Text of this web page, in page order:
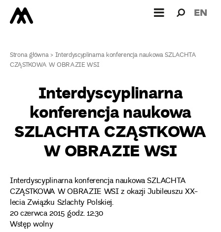
dla: EN
Strona główna>Interdyscyplinarna konferencja naukowa SZLACHTA
CZĄSTKOWA W OBRAZIE WSI
Interdyscyplinarna
konferencja naukowa
SZLACHTA CZĄSTKOWA
W OBRAZIE WSI
Interdyscyplinarna konferencja naukowa SZLACHTA
CZĄSTKOWA W OBRAZIE WSI z okazji Jubileuszu XX-
lecia Związku Szlachty Polskiej.
20 czerwca 2015 godz. 12:30
Wstęp wolny